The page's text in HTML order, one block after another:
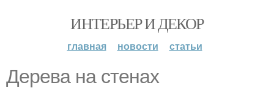
ИНТЕРЬЕР И ДЕКОР
главная новости статьи
Дерева на стенах